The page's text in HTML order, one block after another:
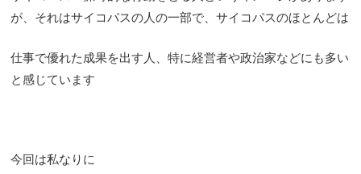
が、それはサイコパスの人の一部で、サイコパスのほとんどは
仕事で優れた成果を出す人、特に経営者や政治家などにも多い
と感じています
今回は私なりに